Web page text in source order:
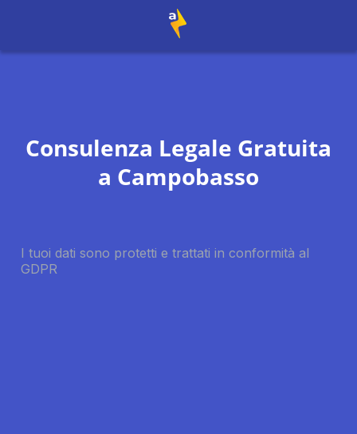
Consulenza Legale Gratuita
a Campobasso